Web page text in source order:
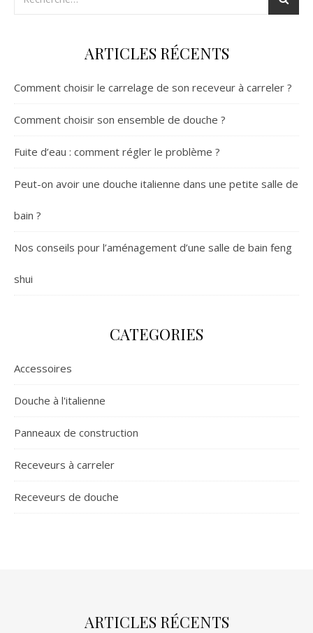
ARTICLES RÉCENTS
Comment choisir le carrelage de son receveur à carreler ?
Comment choisir son ensemble de douche ?
Fuite d’eau : comment régler le problème ?
Peut-on avoir une douche italienne dans une petite salle de
bain ?
Nos conseils pour l’aménagement d’une salle de bain feng
shui
CATEGORIES
Accessoires
Douche à l'italienne
Panneaux de construction
Receveurs à carreler
Receveurs de douche
ARTICLES RÉCENTS